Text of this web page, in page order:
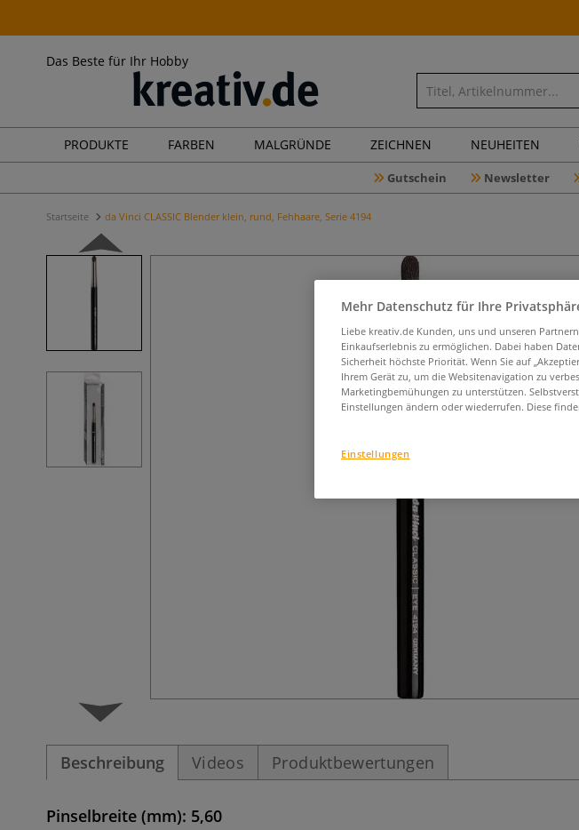
Das Beste für Ihr Hobby
PRODUKTE FARBEN MALGRÜNDE ZEICHNEN NEUHEITEN
Gutschein Newsletter
Startseite da Vinci CLASSIC Blender klein, rund, Fehhaare, Serie 4194
Beschreibung Videos Produktbewertungen
Pinselbreite (mm): 5,60
Mehr Datenschutz für Ihre
Liebe kreativ.de Kunden, uns und unseren
Einkaufserlebnis zu ermöglichen. Dabei haben
Sicherheit höchste Priorität. Wenn Sie auf
Ihrem Gerät zu, um die Websitenavigation zu
Marketingbemühungen zu unterstützen.
Einstellungen ändern oder wiederrufen. Diese
Einstellungen